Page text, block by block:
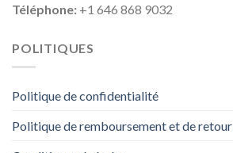
Téléphone: +1 646 868 9032
POLITIQUES
Politique de confidentialité
Politique de remboursement et de retour